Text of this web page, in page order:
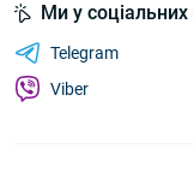
Ми у
Telegram
Viber